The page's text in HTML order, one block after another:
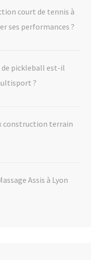
court de tennis à
ses performances ?
pickleball est-il
?
construction terrain
Assis à Lyon